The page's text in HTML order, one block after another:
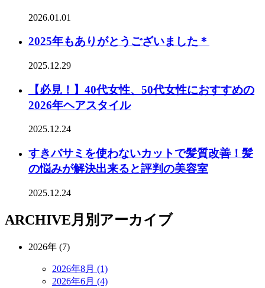
2026.01.01
2025年もありがとうございました＊
2025.12.29
【必見！】40代女性、50代女性におすすめの
2026年ヘアスタイル
2025.12.24
すきバサミを使わないカットで髪質改善！髪
の悩みが解決出来ると評判の美容室
2025.12.24
ARCHIVE月別アーカイブ
2026年 (7)
2026年8月 (1)
2026年6月 (4)